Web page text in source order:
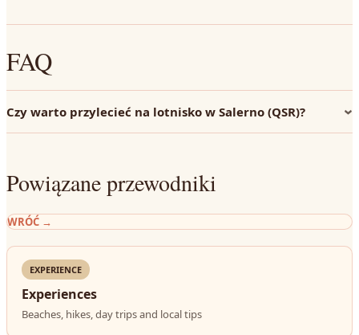
FAQ
Czy warto przylecieć na lotnisko w Salerno (QSR)?
Powiązane przewodniki
WRÓĆ →
EXPERIENCE
Experiences
Beaches, hikes, day trips and local tips